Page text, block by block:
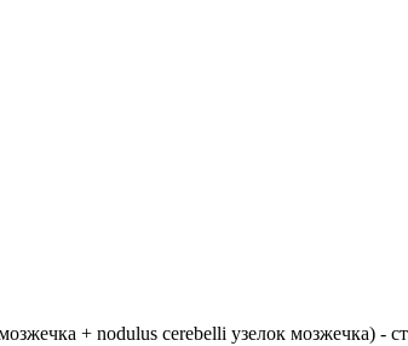
+ nodulus cerebelli узелок мозжечка) -